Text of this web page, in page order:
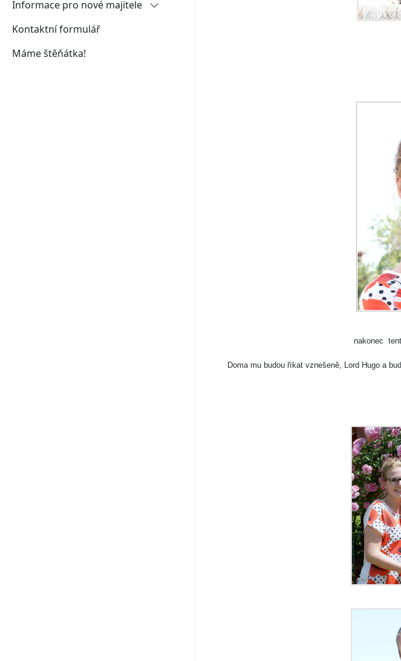
Informace pro nové majitele
Jména štěňátek - vrh J
Plánovací kalendáře návštěv a
Kontaktní formulář
Máme štěňátka!
nakonec
Doma mu budou říkat vznešeně, Lord Hugo a